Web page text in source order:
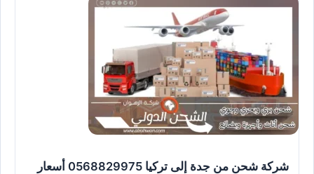
شركة شحن من جدة إلى تركيا 0568829975 أسعار